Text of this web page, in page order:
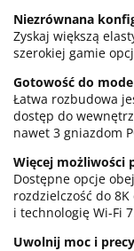
Niezrównana
Zyskaj większą
szerokiej gamie
Gotowość do
Łatwa rozbudowa
dostęp do
nawet 3 gniazdom
Więcej możliwości
Dostępne opcje
rozdzielczość do
i technologię Wi-Fi
Uwolnij moc i